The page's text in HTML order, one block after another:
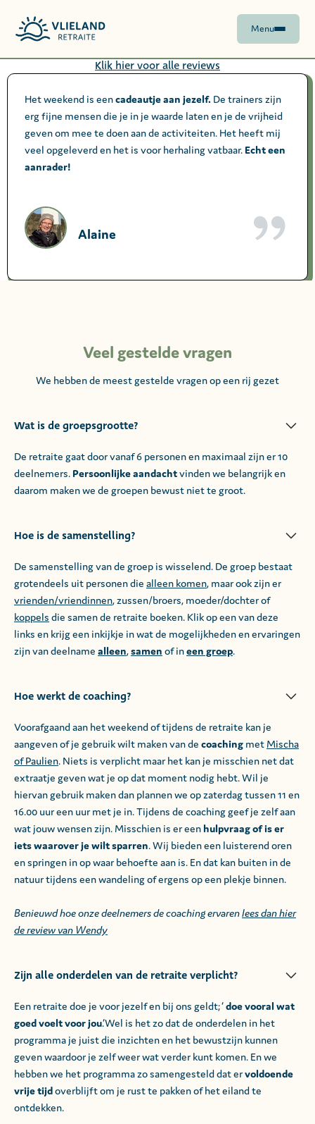
Menu
Klik hier voor alle reviews
Het weekend is eencadeautje aan jezelf. De trainers zijn
erg fijne mensen die je in je waarde laten en je de vrijheid
geven om mee te doen aan de activiteiten. Het heeft mij
veel opgeleverd en het is voor herhaling vatbaar. Echt een
aanrader!
Alaine
Veel gestelde vragen
We hebben de meest gestelde vragen op een rij gezet
Wat is de groepsgrootte?
De retraite gaat door vanaf 6 personen en maximaal zijn er 10
deelnemers. Persoonlijke aandachtvinden we belangrijk en
daarom maken we de groepen bewust niet te groot.
Hoe is de samenstelling?
De samenstelling van de groep is wisselend. De groep bestaat
grotendeels uit personen die alleen komen, maar ook zijn er
vrienden/vriendinnen, zussen/broers, moeder/dochter of
koppels die samen de retraite boeken. Klik op een van deze
links en krijg een inkijkje in wat de mogelijkheden en ervaringen
zijn van deelname alleen,samen of ineen groep.
Hoe werkt de coaching?
Voorafgaand aan het weekend of tijdens de retraite kan je
aangeven of je gebruik wilt maken van de coaching met Mischa
of Paulien. Niets is verplicht maar het kan je misschien net dat
extraatje geven wat je op dat moment nodig hebt. Wil je
hiervan gebruik maken dan plannen we op zaterdag tussen 11 en
16.00 uur een uur met je in. Tijdens de coaching geef je zelf aan
wat jouw wensen zijn. Misschien is er een hulpvraag of is er
iets waarover je wilt sparren. Wij bieden een luisterend oren
en springen in op waar behoefte aan is. En dat kan buiten in de
natuur tijdens een wandeling of ergens op een plekje binnen.
Benieuwd hoe onze deelnemers de coaching ervarenlees dan hier
de review van Wendy
Zijn alle onderdelen van de retraite verplicht?
Een retraite doe je voor jezelf en bij ons geldt; ‘doe vooral wat
goed voelt voor jou.’Wel is het zo dat de onderdelen in het
programma je juist die inzichten en het bewustzijn kunnen
geven waardoor je zelf weer wat verder kunt komen. En we
hebben we het programma zo samengesteld dat ervoldoende
vrije tijdoverblijft om je rust te pakken of het eiland te
ontdekken.